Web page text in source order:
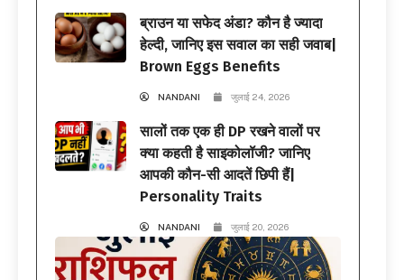
ब्राउन या सफेद अंडा? कौन है ज्यादा
हेल्दी, जानिए इस सवाल का सही जवाब|
Brown Eggs Benefits
NANDANI जुलाई 24, 2026
सालों तक एक ही DP रखने वालों पर
क्या कहती है साइकोलॉजी? जानिए
आपकी कौन-सी आदतें छिपी हैं|
Personality Traits
NANDANI जुलाई 20, 2026